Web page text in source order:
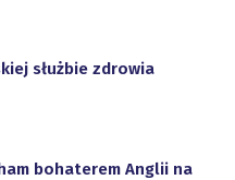
służbie zdrowia
bohaterem Anglii na